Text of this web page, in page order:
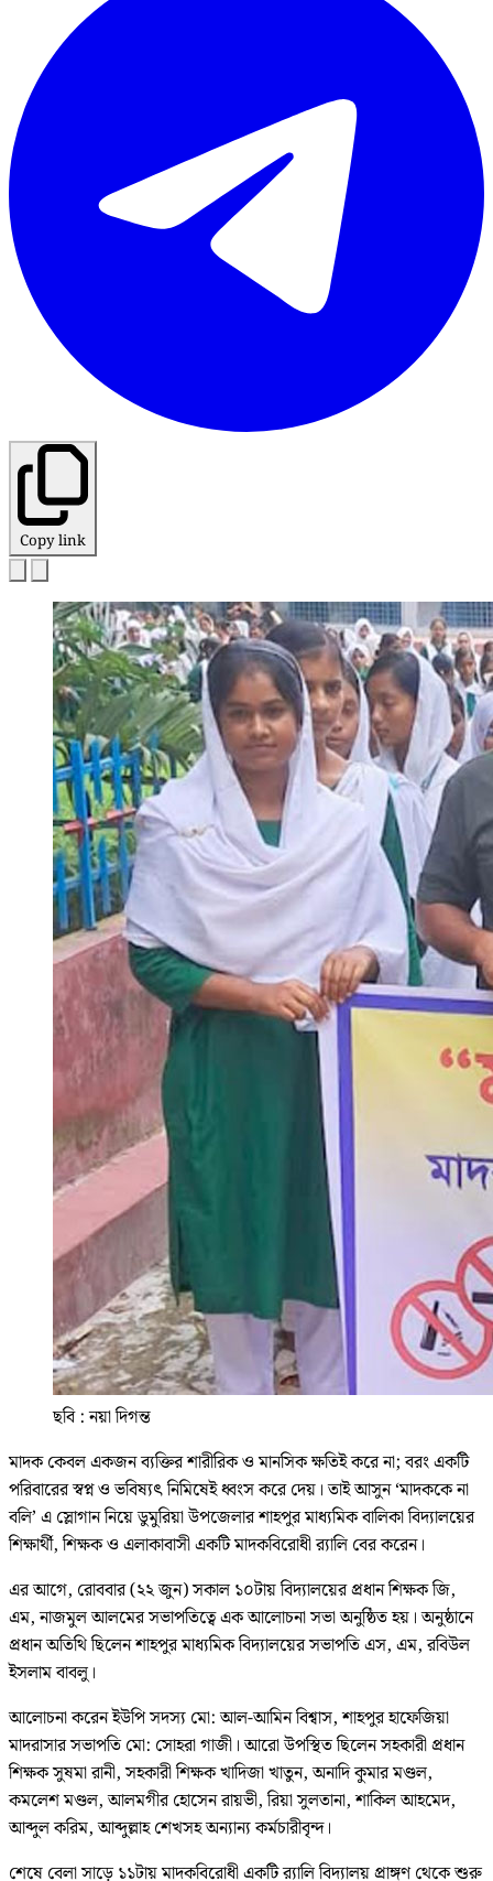
Copy link
ছবি : নয়া দিগন্ত
মাদক কেবল একজন ব্যক্তির শারীরিক ও মানসিক ক্ষতিই করে না; বরং একটি
পরিবারের স্বপ্ন ও ভবিষ্যৎ নিমিষেই ধ্বংস করে দেয়। তাই আসুন ‘মাদককে না
বলি’ এ স্লোগান নিয়ে ডুমুরিয়া উপজেলার শাহপুর মাধ্যমিক বালিকা বিদ্যালয়ের
শিক্ষার্থী, শিক্ষক ও এলাকাবাসী একটি মাদকবিরোধী র‌্যালি বের করেন।
এর আগে, রোববার (২২ জুন) সকাল ১০টায় বিদ্যালয়ের প্রধান শিক্ষক জি,
এম, নাজমুল আলমের সভাপতিত্বে এক আলোচনা সভা অনুষ্ঠিত হয়। অনুষ্ঠানে
প্রধান অতিথি ছিলেন শাহপুর মাধ্যমিক বিদ্যালয়ের সভাপতি এস, এম, রবিউল
ইসলাম বাবলু।
আলোচনা করেন ইউপি সদস্য মো: আল-আমিন বিশ্বাস, শাহপুর হাফেজিয়া
মাদরাসার সভাপতি মো: সোহরা গাজী। আরো উপস্থিত ছিলেন সহকারী প্রধান
শিক্ষক সুষমা রানী, সহকারী শিক্ষক খাদিজা খাতুন, অনাদি কুমার মণ্ডল,
কমলেশ মণ্ডল, আলমগীর হোসেন রায়ভী, রিয়া সুলতানা, শাকিল আহমেদ,
আব্দুল করিম, আব্দুল্লাহ শেখসহ অন্যান্য কর্মচারীবৃন্দ।
শেষে বেলা সাড়ে ১১টায় মাদকবিরোধী একটি র‌্যালি বিদ্যালয় প্রাঙ্গণ থেকে শুরু